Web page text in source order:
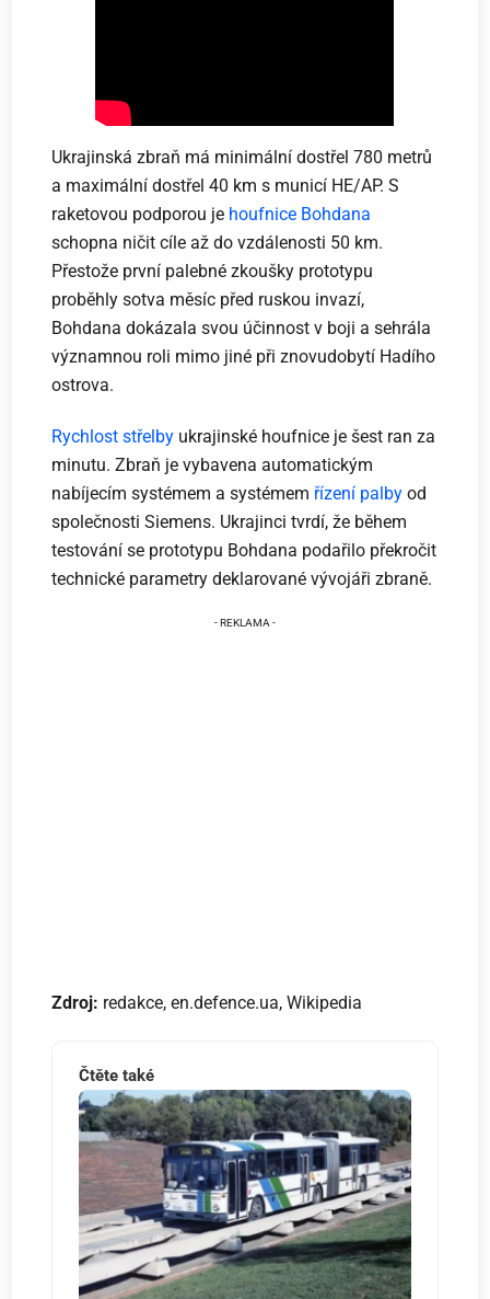
Ukrajinská zbraň má minimální dostřel 780 metrů
a maximální dostřel 40 km s municí HE/AP. S
raketovou podporou je houfnice Bohdana
schopna ničit cíle až do vzdálenosti 50 km.
Přestože první palebné zkoušky prototypu
proběhly sotva měsíc před ruskou invazí,
Bohdana dokázala svou účinnost v boji a sehrála
významnou roli mimo jiné při znovudobytí Hadího
ostrova.
Rychlost střelby ukrajinské houfnice je šest ran za
minutu. Zbraň je vybavena automatickým
nabíjecím systémem a systémem řízení palby od
společnosti Siemens. Ukrajinci tvrdí, že během
testování se prototypu Bohdana podařilo překročit
technické parametry deklarované vývojáři zbraně.
Zdroj: redakce, en.defence.ua, Wikipedia
Čtěte také